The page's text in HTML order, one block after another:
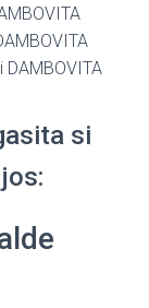
si